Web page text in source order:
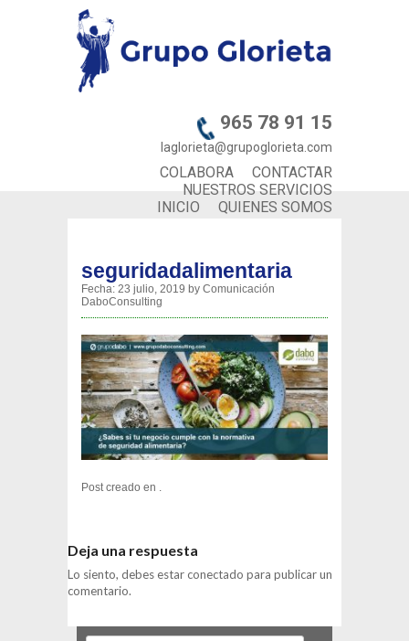
965 78 91 15
laglorieta@grupoglorieta.com
CONTACTAR
COLABORA
NUESTROS SERVICIOS
QUIENES SOMOS
INICIO
seguridadalimentaria
Fecha: 23 julio, 2019 by Comunicación
DaboConsulting
Post creado en .
Deja una respuesta
Lo siento, debes estar conectado para publicar un
comentario.